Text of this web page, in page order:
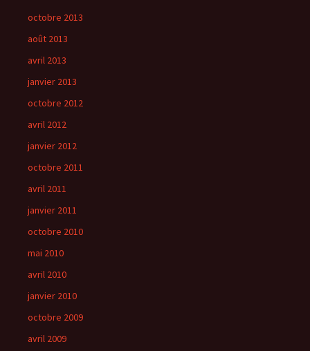
octobre 2013
août 2013
avril 2013
janvier 2013
octobre 2012
avril 2012
janvier 2012
octobre 2011
avril 2011
janvier 2011
octobre 2010
mai 2010
avril 2010
janvier 2010
octobre 2009
avril 2009